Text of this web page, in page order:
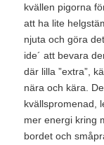
kvällen pigorna
att ha lite
njuta och göra
ide´ att bevara
där lilla ”extra”,
nära och kära.
kvällspromenad,
mer energi kring
bordet och